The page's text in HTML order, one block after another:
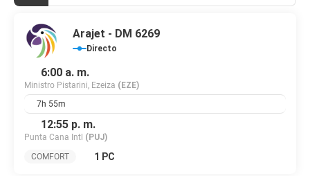
Arajet - DM 6269
Directo
6:00 a. m.
Ministro Pistarini, Ezeiza (EZE)
7h 55m
12:55 p. m.
Punta Cana Intl (PUJ)
COMFORT
1 PC